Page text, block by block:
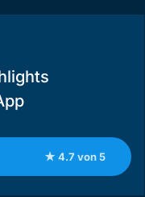
★ 4.7 von 5